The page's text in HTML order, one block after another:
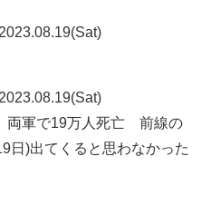
2023.08.19(Sat)
2023.08.19(Sat)
両軍で19万人死亡 前線の
日)出てくると思わなかった